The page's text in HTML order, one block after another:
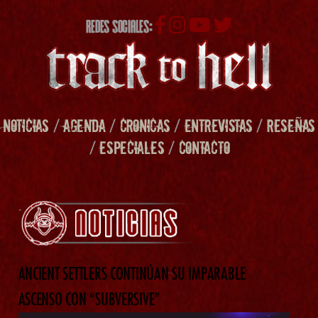
REDES SOCIALES:
NOTICIAS /AGENDA/ CRONICAS/ENTREVISTAS/RESEÑAS
/ESPECIALES/ CONTACTO
ANCIENT SETTLERS CONTINÚAN SU IMPARABLE
ASCENSO CON “SUBVERSIVE”